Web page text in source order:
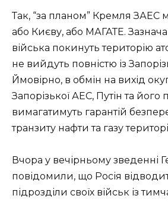
Так, “за планом” Кремля ЗАЕС
або Києву, або МАГАТЕ.
війська покинуть територію
не вийдуть повністю із
Ймовірно, в обмін на вихід
Запорізької АЕС, Путін та його
вимагатимуть гарантій
транзиту нафти та газу
Вчора у вечірньому зведенні
повідомили, що Росія
підрозділи своїх військ із